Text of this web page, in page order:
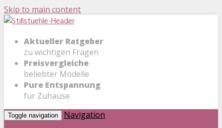
Skip to main content
Aktueller Ratgeber
zu wichtigen Fragen
Preisvergleiche
beliebter Modelle
Pure Entspannung
für Zuhause
Toggle navigation
Navigation